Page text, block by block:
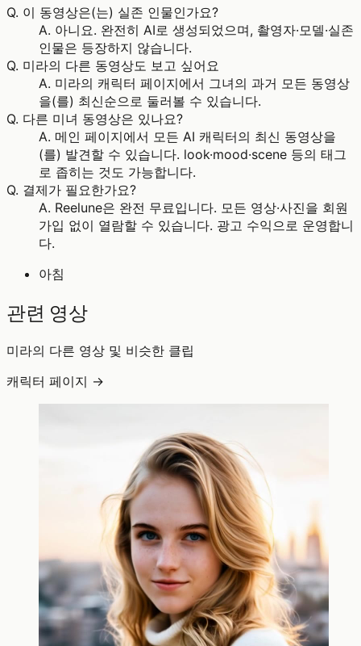
Q. 이 동영상은(는) 실존 인물인가요?
A. 아니요. 완전히 AI로 생성되었으며, 촬영자·모델·실존
인물은 등장하지 않습니다.
Q. 미라의 다른 동영상도 보고 싶어요
A. 미라의 캐릭터 페이지에서 그녀의 과거 모든 동영상
을(를) 최신순으로 둘러볼 수 있습니다.
Q. 다른 미녀 동영상은 있나요?
A. 메인 페이지에서 모든 AI 캐릭터의 최신 동영상을
(를) 발견할 수 있습니다. look·mood·scene 등의 태그
로 좁히는 것도 가능합니다.
Q. 결제가 필요한가요?
A. Reelune은 완전 무료입니다. 모든 영상·사진을 회원
가입 없이 열람할 수 있습니다. 광고 수익으로 운영합니
다.
아침
관련 영상
미라의 다른 영상 및 비슷한 클립
캐릭터 페이지 →